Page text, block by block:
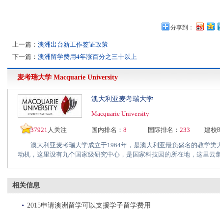
分享到：
上一篇： 澳洲出台新工作签证政策
下一篇： 澳洲留学费用4年涨百分之三十以上
麦考瑞大学 Macquarie University
澳大利亚麦考瑞大学
Macquarie University
37921 人关注 国内排名： 8 国际排名： 233 建校
澳大利亚麦考瑞大学成立于1964年，是澳大利亚最负盛名的教学类
动机，这里设有九个国家级研究中心，是国家科技园的所在地，这里云
相关信息
2015申请澳洲留学可以支援学子留学费用